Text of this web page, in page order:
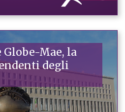
Globe-Mae, la
degli